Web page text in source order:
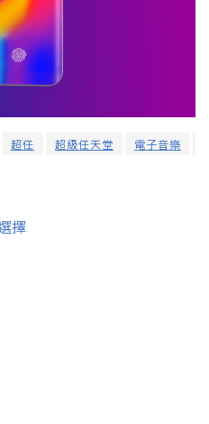
超任 超級任天堂 電子音樂
擇